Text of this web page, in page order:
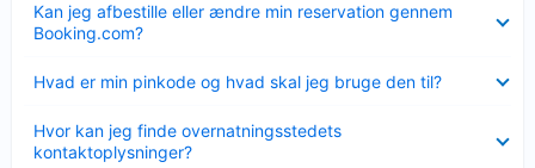
Kan jeg afbestille eller ændre min reservation gennem
Booking.com?
Hvad er min pinkode og hvad skal jeg bruge den til?
Hvor kan jeg finde overnatningsstedets
kontaktoplysninger?